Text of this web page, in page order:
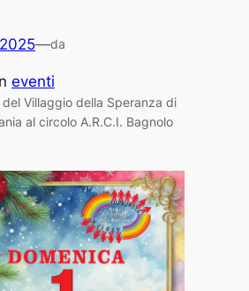
—da
eventi
Villaggio della Speranza di
al circolo A.R.C.I. Bagnolo